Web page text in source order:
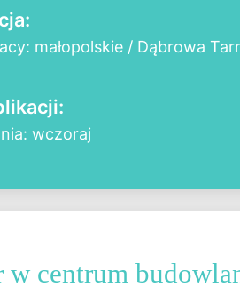
małopolskie / Dąbrowa
wczoraj
w centrum